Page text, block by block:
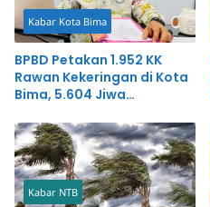
Kabar Kota Bima
BPBD Petakan 1.952 KK
Rawan Kekeringan di Kota
Bima, 5.604 Jiwa
Kabar NTB